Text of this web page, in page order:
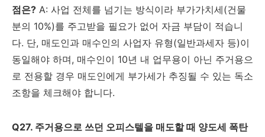
점은? A: 사업 전체를 넘기는 방식이라 부가가치세(건물
분의 10%)를 주고받을 필요가 없어 자금 부담이 적습니
다. 단, 매도인과 매수인의 사업자 유형(일반과세자 등)이
동일해야 하며, 매수인이 10년 내 업무용이 아닌 주거용으
로 전용할 경우 매도인에게 부가세가 추징될 수 있는 독소
조항을 체크해야 합니다.
Q27. 주거용으로 쓰던 오피스텔을 매도할 때 양도세 폭탄